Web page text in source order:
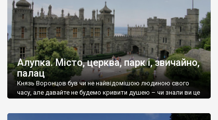
Алупка. Місто, церква, парк і, звичайно,
палац
Князь Воронцов був чи не найвідомішою людиною свого
часу, але давайте не будемо кривити душею – чи знали ви це